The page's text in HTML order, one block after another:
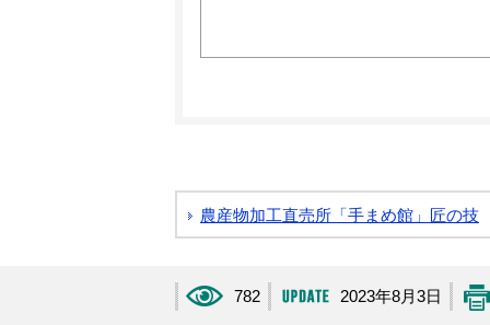
農産物加工直売所「手まめ館」匠の技
782 2023年8月3日